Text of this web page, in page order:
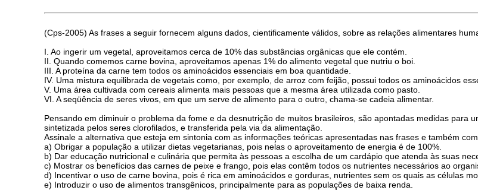
(Cps-2005) As frases a seguir fornecem alguns dados, cientificamente válidos, sobre as relações alimentares
I. Ao ingerir um vegetal, aproveitamos cerca de 10% das substâncias orgânicas que ele contém.
II. Quando comemos carne bovina, aproveitamos apenas 1% do alimento vegetal que nutriu o boi.
III. A proteína da carne tem todos os aminoácidos essenciais em boa quantidade.
IV. Uma mistura equilibrada de vegetais como, por exemplo, de arroz com feijão, possui todos os aminoácidos
V. Uma área cultivada com cereais alimenta mais pessoas que a mesma área utilizada como pasto.
VI. A seqüência de seres vivos, em que um serve de alimento para o outro, chama-se cadeia alimentar.
Pensando em diminuir o problema da fome e da desnutrição de muitos brasileiros, são apontadas medidas para
sintetizada pelos seres clorofilados, e transferida pela via da alimentação.
Assinale a alternativa que esteja em sintonia com as informações teóricas apresentadas nas frases e também
a) Obrigar a população a utilizar dietas vegetarianas, pois nelas o aproveitamento de energia é de 100%.
b) Dar educação nutricional e culinária que permita às pessoas a escolha de um cardápio que atenda às suas
c) Mostrar os benefícios das carnes de peixe e frango, pois elas contêm todos os nutrientes necessários ao
d) Incentivar o uso de carne bovina, pois é rica em aminoácidos e gorduras, nutrientes sem os quais as células
e) Introduzir o uso de alimentos transgênicos, principalmente para as populações de baixa renda.